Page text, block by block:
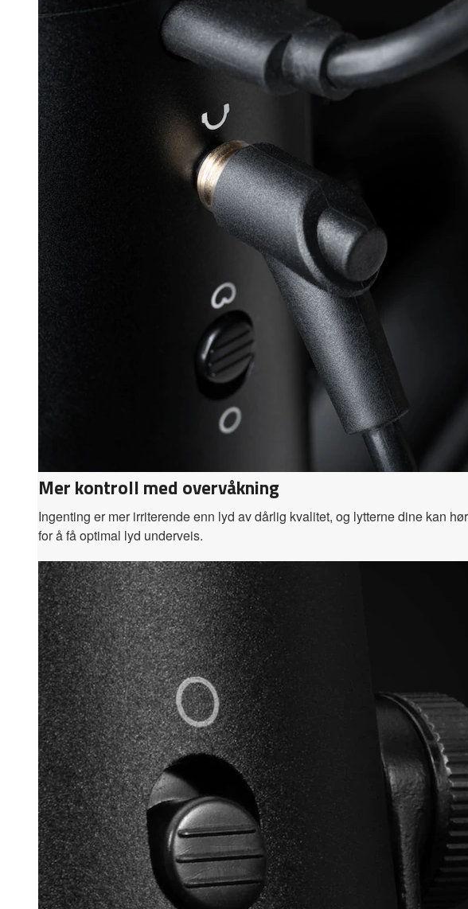
Mer kontroll med overvåkning
Ingenting er mer irriterende enn lyd av dårlig kvalitet, og lytterne dine kan
for å få optimal lyd underveis.